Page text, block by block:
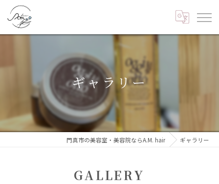
ギャラリー
門真市の美容室・美容院ならA.M. hair ギャラリー
GALLERY